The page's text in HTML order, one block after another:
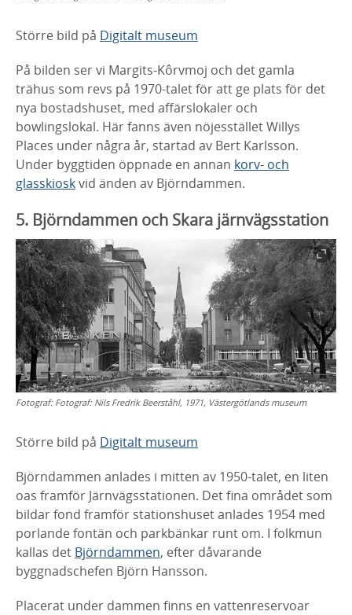
Större bild på Digitalt museum
På bilden ser vi Margits-Kôrvmoj och det gamla
trähus som revs på 1970-talet för att ge plats för det
nya bostadshuset, med affärslokaler och
bowlingslokal. Här fanns även nöjesstället Willys
Places under några år, startad av Bert Karlsson.
Under byggtiden öppnade en annan korv- och
glasskioskvid änden av Björndammen.
5. Björndammen och Skara järnvägsstation
Fotograf: Fotograf: Nils Fredrik Beerståhl, 1971, Västergötlands museum
Större bild på Digitalt museum
Björndammen anlades i mitten av 1950-talet, en liten
oas framför Järnvägsstationen. Det fina området som
bildar fond framför stationshuset anlades 1954 med
porlande fontän och parkbänkar runt om. I folkmun
kallas det Björndammen, efter dåvarande
byggnadschefen Björn Hansson.
Placerat under dammen finns en vattenreservoar